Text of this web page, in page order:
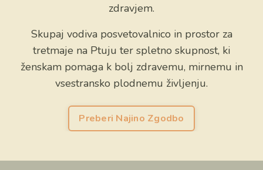
zdravjem.
Skupaj vodiva posvetovalnico in prostor za
tretmaje na Ptuju ter spletno skupnost, ki
ženskam pomaga k bolj zdravemu, mirnemu in
vsestransko plodnemu življenju.
Preberi Najino Zgodbo